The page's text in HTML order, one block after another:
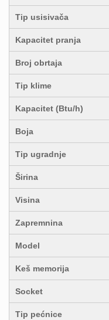
Tip usisivača
Kapacitet pranja
Broj obrtaja
Tip klime
Kapacitet (Btu/h)
Boja
Tip ugradnje
Širina
Visina
Zapremnina
Model
Keš memorija
Socket
Tip pećnice